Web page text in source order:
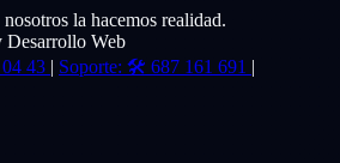
la hacemos realidad.
Desarrollo Web
43 | Soporte: 🛠️ 687 161 691 |